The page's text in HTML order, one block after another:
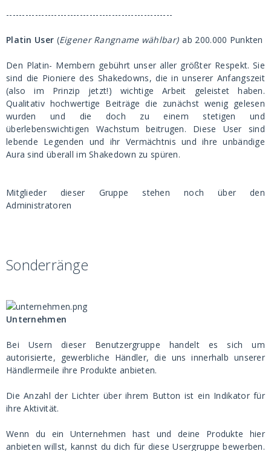
----------------------------------------------------
Platin User (Eigener Rangname wählbar) ab 200.000 Punkten
Den Platin- Membern gebührt unser aller größter Respekt. Sie
sind die Pioniere des Shakedowns, die in unserer Anfangszeit
(also im Prinzip jetzt!) wichtige Arbeit geleistet haben.
Qualitativ hochwertige Beiträge die zunächst wenig gelesen
wurden und die doch zu einem stetigen und
überlebenswichtigen Wachstum beitrugen. Diese User sind
lebende Legenden und ihr Vermächtnis und ihre unbändige
Aura sind überall im Shakedown zu spüren.
Mitglieder dieser Gruppe stehen noch über den
Administratoren
Sonderränge
Unternehmen
Bei Usern dieser Benutzergruppe handelt es sich um
autorisierte, gewerbliche Händler, die uns innerhalb unserer
Händlermeile ihre Produkte anbieten.
Die Anzahl der Lichter über ihrem Button ist ein Indikator für
ihre Aktivität.
Wenn du ein Unternehmen hast und deine Produkte hier
anbieten willst, kannst du dich für diese Usergruppe bewerben.